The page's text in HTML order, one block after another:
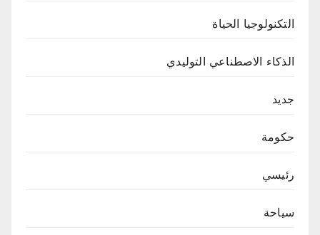
التكنولوجيا الحياة
الذكاء الاصطناعي التوليدي
جديد
حكومة
رئيسي
سياحة